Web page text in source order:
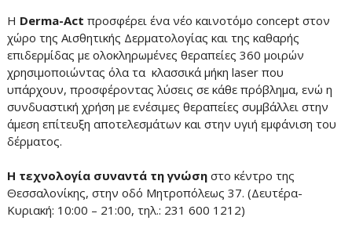
Η Derma-Act προσφέρει ένα νέο καινοτόμο concept στον
χώρο της Αισθητικής Δερματολογίας και της καθαρής
επιδερμίδας με ολοκληρωμένες θεραπείες 360 μοιρών
χρησιμοποιώντας όλα τα κλασσικά μήκη laser που
υπάρχουν, προσφέροντας λύσεις σε κάθε πρόβλημα, ενώ η
συνδυαστική χρήση με ενέσιμες θεραπείες συμβάλλει στην
άμεση επίτευξη αποτελεσμάτων και στην υγιή εμφάνιση του
δέρματος.
Η τεχνολογία συναντά τη γνώσηστο κέντρο της
Θεσσαλονίκης, στην οδό Μητροπόλεως 37. (Δευτέρα-
Κυριακή: 10:00 – 21:00, τηλ.: 231 600 1212)